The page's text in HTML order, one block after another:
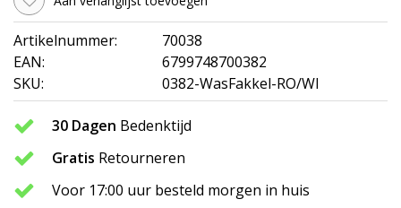
Artikelnummer:
70038
EAN:
6799748700382
SKU:
0382-WasFakkel-RO/WI
30 Dagen Bedenktijd
Gratis Retourneren
Voor 17:00 uur besteld morgen in huis